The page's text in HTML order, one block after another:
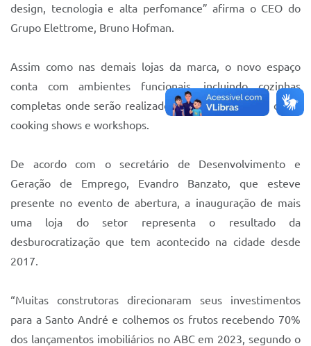
design, tecnologia e alta perfomance” afirma o CEO do
Grupo Elettrome, Bruno Hofman.
Assim como nas demais lojas da marca, o novo espaço
conta com ambientes funcionais, incluindo cozinhas
completas onde serão realizados eventos especiais, como
cooking shows e workshops.
De acordo com o secretário de Desenvolvimento e
Geração de Emprego, Evandro Banzato, que esteve
presente no evento de abertura, a inauguração de mais
uma loja do setor representa o resultado da
desburocratização que tem acontecido na cidade desde
2017.
“Muitas construtoras direcionaram seus investimentos
para a Santo André e colhemos os frutos recebendo 70%
dos lançamentos imobiliários no ABC em 2023, segundo o